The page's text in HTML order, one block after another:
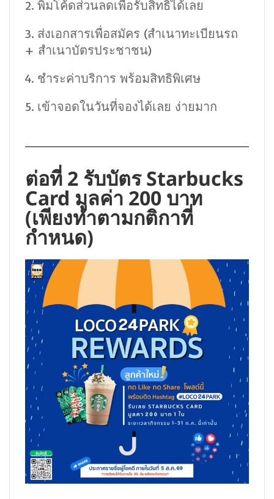
2. พิมโค้ดส่วนลดเพื่อรับสิทธิ์ได้เลย
3. ส่งเอกสารเพื่อสมัคร (สำเนาทะเบียนรถ
+ สำเนาบัตรประชาชน)
4. ชำระค่าบริการ พร้อมสิทธิพิเศษ
5. เข้าจอดในวันที่จองได้เลย ง่ายมาก
ต่อที่ 2 รับบัตร Starbucks
Card มูลค่า 200 บาท
(เพียงทำตามกติกาที่
กำหนด)